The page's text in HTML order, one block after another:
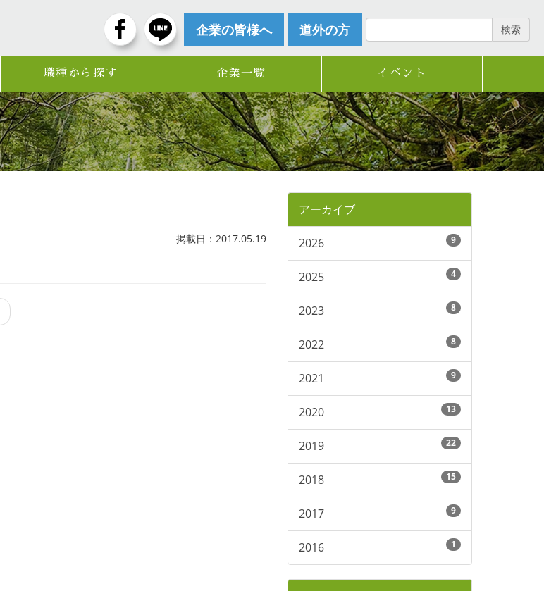
企業の皆様へ 道外の方 検索
職種から探す 企業一覧 イベント
掲載日：2017.05.19
アーカイブ
2026 9
2025 4
2023 8
2022 8
2021 9
2020 13
2019 22
2018 15
2017 9
2016 1